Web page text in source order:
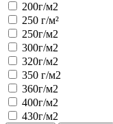
200г/м2
250 г/м²
250г/м2
300г/м2
320г/м2
350 г/м2
360г/м2
400г/м2
430г/м2